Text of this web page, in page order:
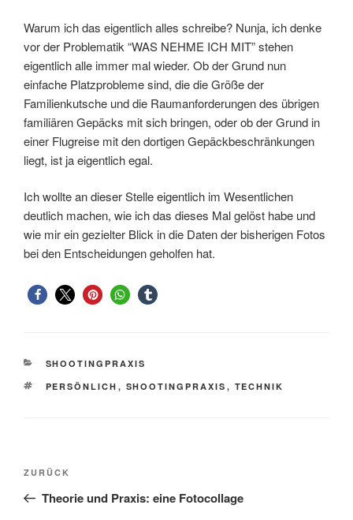
Warum ich das eigentlich alles schreibe? Nunja, ich denke
vor der Problematik “WAS NEHME ICH MIT” stehen
eigentlich alle immer mal wieder. Ob der Grund nun
einfache Platzprobleme sind, die die Größe der
Familienkutsche und die Raumanforderungen des übrigen
familiären Gepäcks mit sich bringen, oder ob der Grund in
einer Flugreise mit den dortigen Gepäckbeschränkungen
liegt, ist ja eigentlich egal.
Ich wollte an dieser Stelle eigentlich im Wesentlichen
deutlich machen, wie ich das dieses Mal gelöst habe und
wie mir ein gezielter Blick in die Daten der bisherigen Fotos
bei den Entscheidungen geholfen hat.
KATEGORIEN
SHOOTINGPRAXIS
SCHLAGWÖRTER
PERSÖNLICH , SHOOTINGPRAXIS , TECHNIK
Beitragsnavigation
Vorheriger
Beitrag
ZURÜCK
Theorie und Praxis: eine Fotocollage